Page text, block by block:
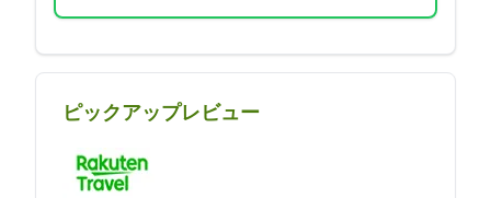
ピックアップレビュー